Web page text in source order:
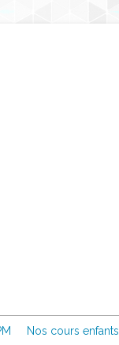
Nos cours enfants